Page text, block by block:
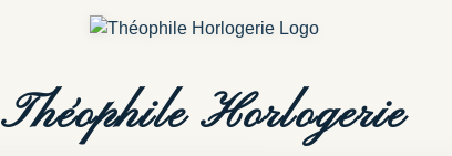
ThéophileHorlogerie